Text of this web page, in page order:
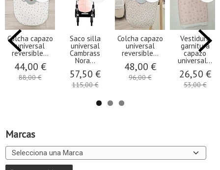
Marcas
Colcha capazo
universal
reversible...
44,00 €
88,00 €
Saco silla
universal
Cambrass
Nora...
57,50 €
115,00 €
Colcha capazo
universal
reversible...
48,00 €
96,00 €
Vestidura
garnitura
capazo
universal...
26,50 €
53,00 €